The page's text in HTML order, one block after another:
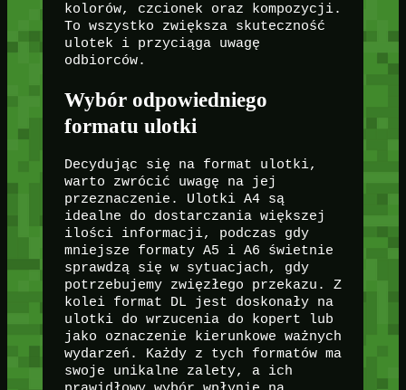
kolorów, czcionek oraz kompozycji.
To wszystko zwiększa skuteczność
ulotek i przyciąga uwagę
odbiorców.
Wybór odpowiedniego
formatu ulotki
Decydując się na format ulotki,
warto zwrócić uwagę na jej
przeznaczenie. Ulotki A4 są
idealne do dostarczania większej
ilości informacji, podczas gdy
mniejsze formaty A5 i A6 świetnie
sprawdzą się w sytuacjach, gdy
potrzebujemy zwięzłego przekazu. Z
kolei format DL jest doskonały na
ulotki do wrzucenia do kopert lub
jako oznaczenie kierunkowe ważnych
wydarzeń. Każdy z tych formatów ma
swoje unikalne zalety, a ich